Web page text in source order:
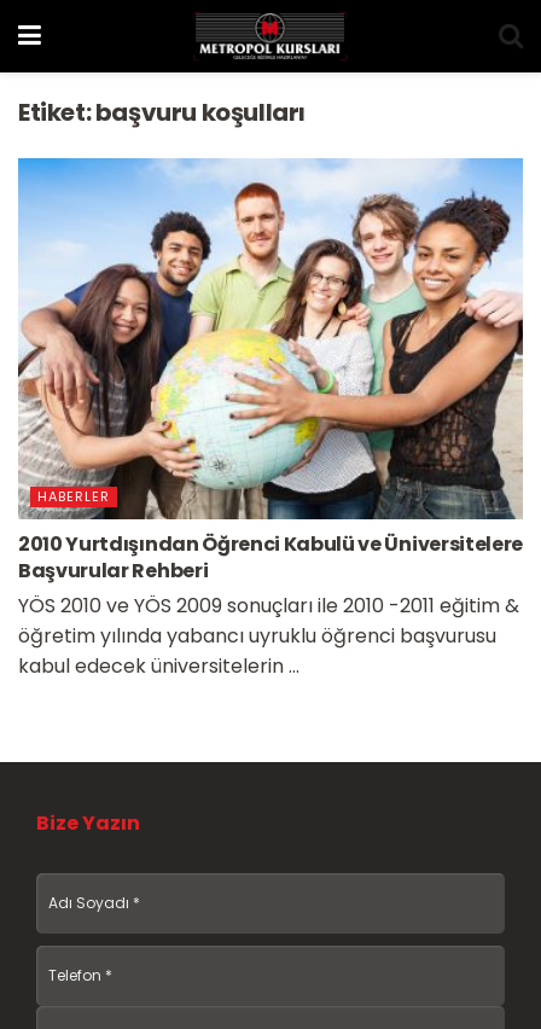
Etiket:başvuru koşulları
HABERLER
2010 Yurtdışından Öğrenci Kabulü ve Üniversitelere
Başvurular Rehberi
YÖS 2010 ve YÖS 2009 sonuçları ile 2010 -2011 eğitim &
öğretim yılında yabancı uyruklu öğrenci başvurusu
kabul edecek üniversitelerin ...
Bize Yazın